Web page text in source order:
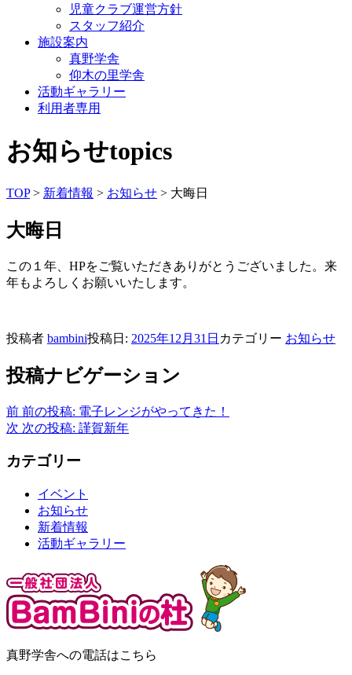
児童クラブ運営方針
スタッフ紹介
施設案内
真野学舎
仰木の里学舎
活動ギャラリー
利用者専用
お知らせtopics
TOP> 新着情報 > お知らせ > 大晦日
大晦日
この１年、HPをご覧いただきありがとうございました。来
年もよろしくお願いいたします。
投稿者 bambini投稿日: 2025年12月31日 カテゴリー お知らせ
投稿ナビゲーション
前 前の投稿: 電子レンジがやってきた！
次 次の投稿: 謹賀新年
カテゴリー
イベント
お知らせ
新着情報
活動ギャラリー
真野学舎への電話はこちら